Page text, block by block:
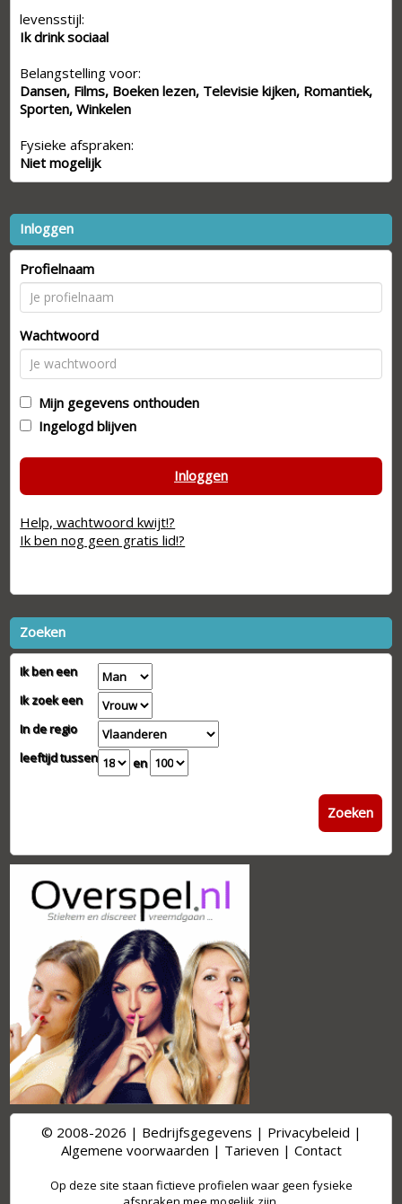
levensstijl:
Ik drink sociaal
Belangstelling voor:
Dansen, Films, Boeken lezen, Televisie kijken, Romantiek,
Sporten, Winkelen
Fysieke afspraken:
Niet mogelijk
Inloggen
Profielnaam
Wachtwoord
Mijn gegevens onthouden
Ingelogd blijven
Inloggen
Help, wachtwoord kwijt!?
Ik ben nog geen gratis lid!?
Zoeken
Ik ben een
Ik zoek een
In de regio
leeftijd tussen
en
Zoeken
© 2008-2026 | Bedrijfsgegevens | Privacybeleid |
Algemene voorwaarden | Tarieven | Contact
Op deze site staan fictieve profielen waar geen fysieke